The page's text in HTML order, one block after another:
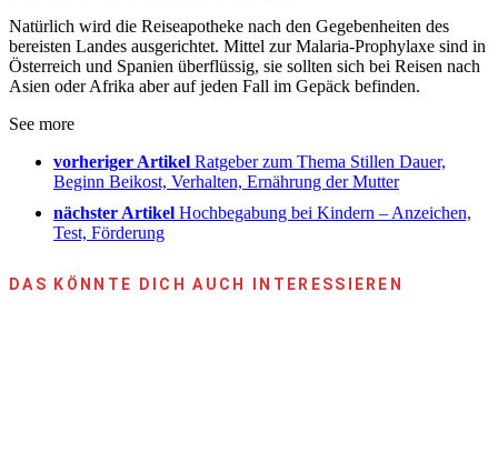
Natürlich wird die Reiseapotheke nach den Gegebenheiten des
bereisten Landes ausgerichtet. Mittel zur Malaria-Prophylaxe sind in
Österreich und Spanien überflüssig, sie sollten sich bei Reisen nach
Asien oder Afrika aber auf jeden Fall im Gepäck befinden.
See more
vorheriger Artikel Ratgeber zum Thema Stillen Dauer,
Beginn Beikost, Verhalten, Ernährung der Mutter
nächster Artikel Hochbegabung bei Kindern – Anzeichen,
Test, Förderung
DAS KÖNNTE DICH AUCH INTERESSIEREN